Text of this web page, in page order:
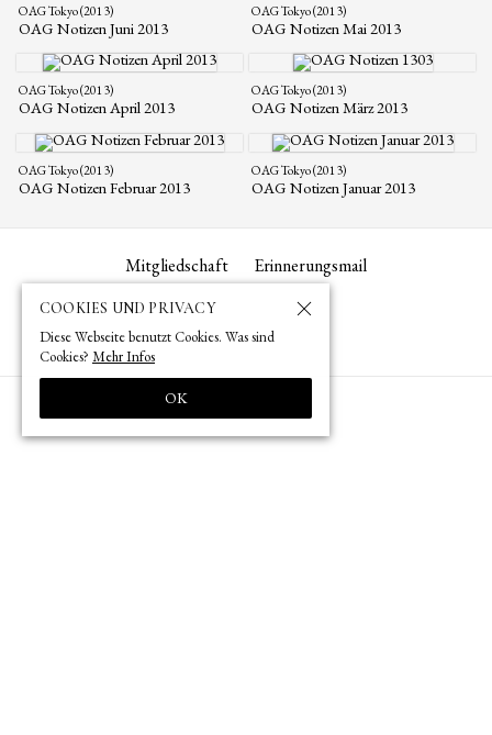
OAG Tokyo (2013)
OAG Notizen Juni 2013
OAG Tokyo (2013)
OAG Notizen Mai 2013
OAG Tokyo (2013)
OAG Notizen April 2013
OAG Tokyo (2013)
OAG Notizen März 2013
OAG Tokyo (2013)
OAG Notizen Februar 2013
OAG Tokyo (2013)
OAG Notizen Januar 2013
Mitgliedschaft Erinnerungsmail
COOKIES UND PRIVACY
Diese Webseite benutzt Cookies. Was sind
Cookies? Mehr Infos
OK